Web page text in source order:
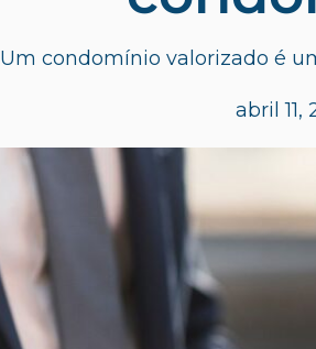
Um condomínio valorizado é
abril 11,